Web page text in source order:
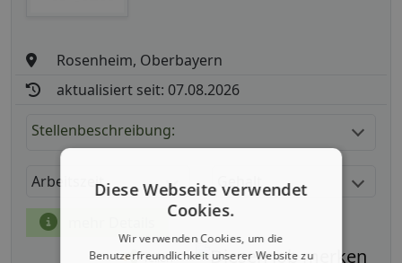
Rosenheim, Oberbayern
aktualisiert seit: 07.08.2026
Stellenbeschreibung:
Arbeitszeit
Teilen
Diese Webseite verwendet
Cookies.
Wir verwenden Cookies, um die
Benutzerfreundlichkeit unserer Website zu